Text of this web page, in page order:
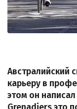
Австралийский
карьеру в
этом он